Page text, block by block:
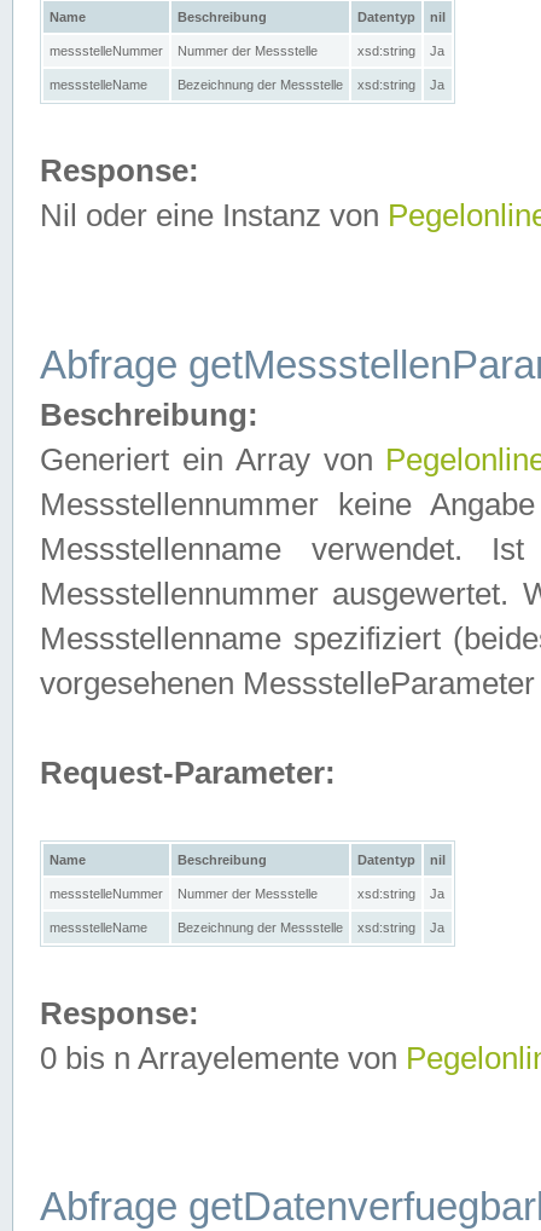
Name Beschreibung Datentyp nil
messstelleNummer Nummer der Messstelle xsd:string Ja
messstelleName Bezeichnung der Messstelle xsd:string Ja
Response:
Nil oder eine Instanz von
Abfrage
Beschreibung:
Generiert ein Array von
Messstellennummer keine
Messstellenname verwendet.
Messstellennummer ausgewertet.
Messstellenname spezifiziert
vorgesehenen
Request-Parameter:
Name Beschreibung Datentyp nil
messstelleNummer Nummer der Messstelle xsd:string Ja
messstelleName Bezeichnung der Messstelle xsd:string Ja
Response:
0 bis n Arrayelemente von
Abfrage